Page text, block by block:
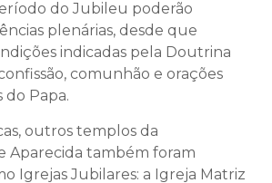
do Jubileu poderão
plenárias, desde que
indicadas pela Doutrina
comunhão e orações
do Papa.
outros templos da
Aparecida também foram
Igrejas Jubilares: a Igreja Matriz